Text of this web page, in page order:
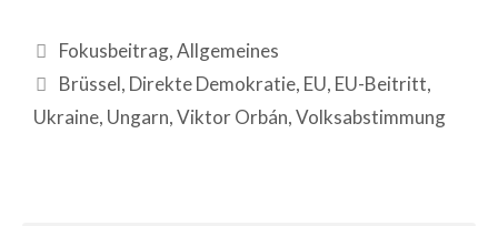
Fokusbeitrag,Allgemeines
Brüssel, Direkte Demokratie, EU, EU-Beitritt,
Ukraine, Ungarn,Viktor Orbán,Volksabstimmung